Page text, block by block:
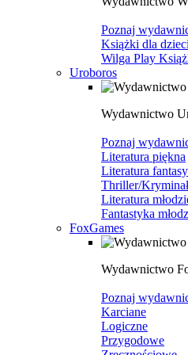
Poznaj
Książki dla dzieci
Wilga Play
Uroboros
Wydawnictwo
Poznaj
Literatura piękna
Literatura fantasy
Thriller/
Literatura
Fantastyka
FoxGames
Wydawnictwo
Poznaj
Karciane
Logiczne
Przygodowe